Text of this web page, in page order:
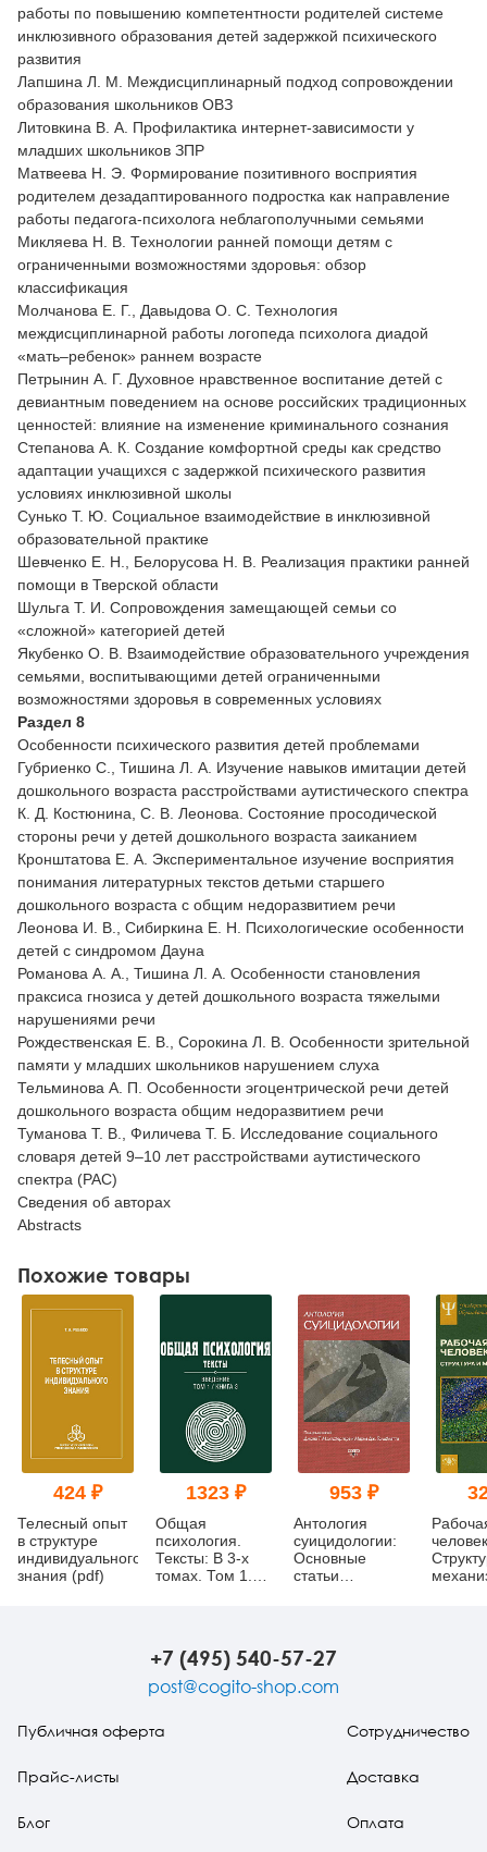
работы по повышению компетентности родителей системе
инклюзивного образования детей задержкой психического
развития
Лапшина Л. М. Междисциплинарный подход сопровождении
образования школьников ОВЗ
Литовкина В. А. Профилактика интернет-зависимости у
младших школьников ЗПР
Матвеева Н. Э. Формирование позитивного восприятия
родителем дезадаптированного подростка как направление
работы педагога-психолога неблагополучными семьями
Микляева Н. В. Технологии ранней помощи детям с
ограниченными возможностями здоровья: обзор
классификация
Молчанова Е. Г., Давыдова О. С. Технология
междисциплинарной работы логопеда психолога диадой
«мать–ребенок» раннем возрасте
Петрынин А. Г. Духовное нравственное воспитание детей с
девиантным поведением на основе российских традиционных
ценностей: влияние на изменение криминального сознания
Степанова А. К. Создание комфортной среды как средство
адаптации учащихся с задержкой психического развития
условиях инклюзивной школы
Сунько Т. Ю. Социальное взаимодействие в инклюзивной
образовательной практике
Шевченко Е. Н., Белорусова Н. В. Реализация практики ранней
помощи в Тверской области
Шульга Т. И. Сопровождения замещающей семьи со
«сложной» категорией детей
Якубенко О. В. Взаимодействие образовательного учреждения
семьями, воспитывающими детей ограниченными
возможностями здоровья в современных условиях
Раздел 8
Особенности психического развития детей проблемами
Губриенко С., Тишина Л. А. Изучение навыков имитации детей
дошкольного возраста расстройствами аутистического спектра
К. Д. Костюнина, С. В. Леонова. Состояние просодической
стороны речи у детей дошкольного возраста заиканием
Кронштатова Е. А. Экспериментальное изучение восприятия
понимания литературных текстов детьми старшего
дошкольного возраста с общим недоразвитием речи
Леонова И. В., Сибиркина Е. Н. Психологические особенности
детей с синдромом Дауна
Романова А. А., Тишина Л. А. Особенности становления
праксиса гнозиса у детей дошкольного возраста тяжелыми
нарушениями речи
Рождественская Е. В., Сорокина Л. В. Особенности зрительной
памяти у младших школьников нарушением слуха
Тельминова А. П. Особенности эгоцентрической речи детей
дошкольного возраста общим недоразвитием речи
Туманова Т. В., Филичева Т. Б. Исследование социального
словаря детей 9–10 лет расстройствами аутистического
спектра (РАС)
Сведения об авторах
Abstracts
Похожие товары
424 ₽
Телесный опыт
в структуре
индивидуального
знания (pdf)
1323 ₽
Общая
психология.
Тексты: В 3-х
томах. Том 1.
953 ₽
Антология
суицидологии:
Основные
статьи
+7 (495) 540-57-27
post@cogito-shop.com
Публичная оферта
Прайс-листы
Блог
Сотрудничество
Доставка
Оплата